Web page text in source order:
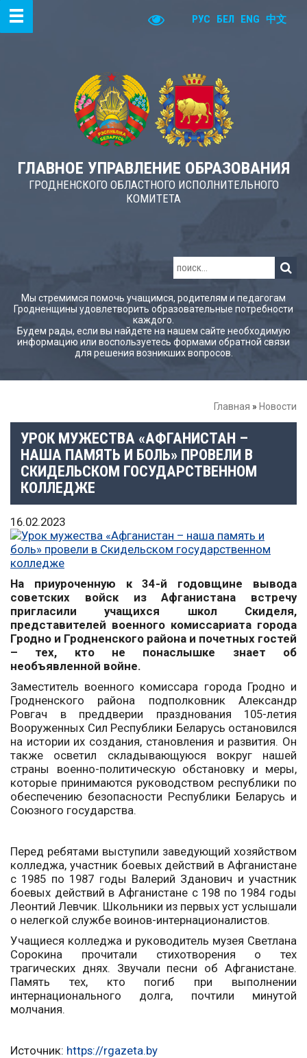
РУС БЕЛ ENG 中文
ГЛАВНОЕ УПРАВЛЕНИЕ ОБРАЗОВАНИЯ
ГРОДНЕНСКОГО ОБЛАСТНОГО ИСПОЛНИТЕЛЬНОГО
КОМИТЕТА
Мы стремимся помочь учащимся, родителям и педагогам
Гродненщины удовлетворить образовательные потребности
каждого.
Будем рады, если вы найдете на нашем сайте необходимую
информацию или воспользуетесь формами обратной связи
для решения возникших вопросов.
Главная » Новости
УРОК МУЖЕСТВА «АФГАНИСТАН –
НАША ПАМЯТЬ И БОЛЬ» ПРОВЕЛИ В
СКИДЕЛЬСКОМ ГОСУДАРСТВЕННОМ
КОЛЛЕДЖЕ
16.02.2023
На приуроченную к 34-й годовщине вывода
советских войск из Афганистана встречу
пригласили учащихся школ Скиделя,
представителей военного комиссариата города
Гродно и Гродненского района и почетных гостей
– тех, кто не понаслышке знает об
необъявленной войне.
Заместитель военного комиссара города Гродно и
Гродненского района подполковник Александр
Ровгач в преддверии празднования 105-летия
Вооруженных Сил Республики Беларусь остановился
на истории их создания, становления и развития. Он
также осветил складывающуюся вокруг нашей
страны военно-политическую обстановку и меры,
которые принимаются руководством республики по
обеспечению безопасности Республики Беларусь и
Союзного государства.
Перед ребятами выступили заведующий хозяйством
колледжа, участник боевых действий в Афганистане
с 1985 по 1987 годы Валерий Зданович и участник
боевых действий в Афганистане с 198 по 1984 годы
Леонтий Левчик. Школьники из первых уст услышали
о нелегкой службе воинов-интернационалистов.
Учащиеся колледжа и руководитель музея Светлана
Сорокина прочитали стихотворения о тех
трагических днях. Звучали песни об Афганистане.
Память тех, кто погиб при выполнении
интернационального долга, почтили минутой
молчания.
Источник: https://rgazeta.by